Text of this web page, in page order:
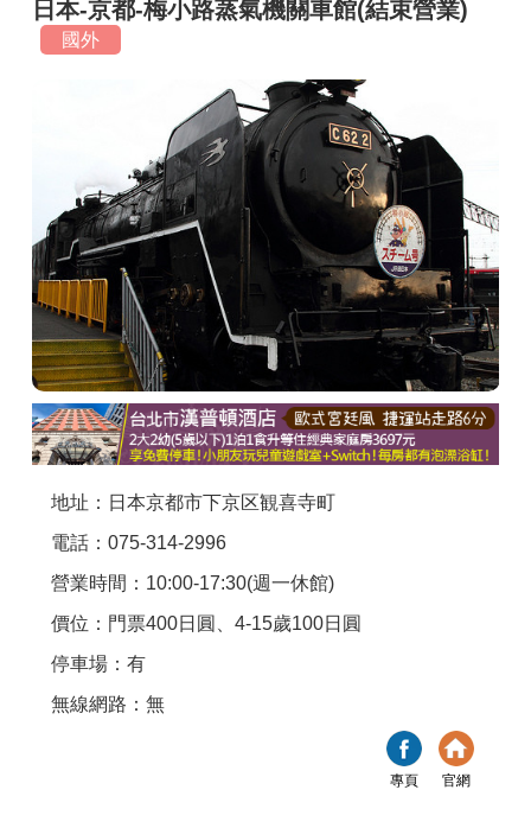
最新留言
推薦景點
討論區
聯絡我們
APP下載
日本-京都-梅小路蒸氣機關車館(結束營業)
國外
地址：日本京都市下京区観喜寺町
電話：075-314-2996
營業時間：10:00-17:30(週一休館)
價位：門票400日圓、4-15歲100日圓
停車場：有
無線網路：無
專頁 官網